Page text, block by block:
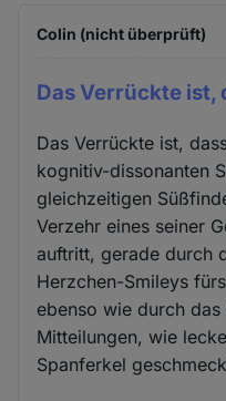
Colin (nicht überprüft)
Das Verrückte ist,
Das Verrückte ist,
kognitiv-dissonanten
gleichzeitigen
Verzehr eines seiner
auftritt, gerade durch
Herzchen-Smileys
ebenso wie durch
Mitteilungen, wie
Spanferkel